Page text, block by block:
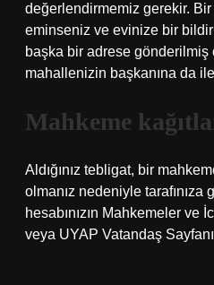
değerlendirmemiz gerekir.
eminseniz ve evinize bir
başka bir adrese gönderilmiş
mahallenizin başkanına da
Mahkeme
Aldığınız tebligat, bir
olmanız nedeniyle
hesabınızın Mahkemeler ve
veya UYAP Vatandaş